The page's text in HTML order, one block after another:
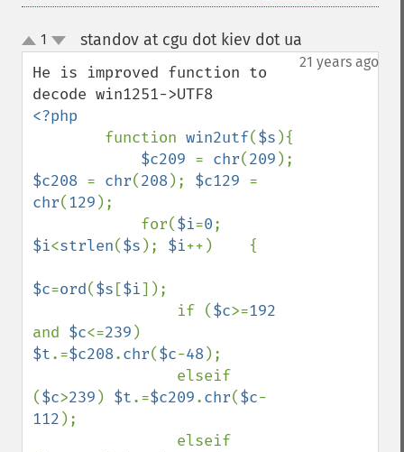
up
down
1 standov at cgu dot kiev dot ua
21 years ago
He is improved function to
<?php
function win2utf($s ){
$c209 = chr(209
$c208 = chr(208); $c129
chr(129 );
            for(
$i=0
$i<strlen($s ); $i++)    {
$c=ord($s [$i]);
                if (
$c>=
and $c<=239
$t.=$c208.chr($c-48);
($c>239 ) $t.=$c209.chr($c-
112 );